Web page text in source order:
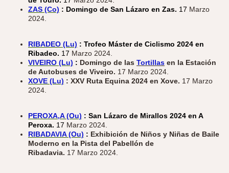
ZAS (Co) : Domingo de San Lázaro en Zas. 17 Marzo
2024.
RIBADEO (Lu) : Trofeo Máster de Ciclismo 2024 en
Ribadeo. 17 Marzo 2024.
VIVEIRO (Lu) : Domingo de las Tortillas en la Estación
de Autobuses de Viveiro. 17 Marzo 2024.
XOVE (Lu) : XXV Ruta Equina 2024 en Xove. 17 Marzo
2024.
PEROXA,A (Ou) : San Lázaro de Mirallos 2024 en A
Peroxa. 17 Marzo 2024.
RIBADAVIA (Ou) : Exhibición de Niños y Niñas de Baile
Moderno en la Pista del Pabellón de
Ribadavia. 17 Marzo 2024.